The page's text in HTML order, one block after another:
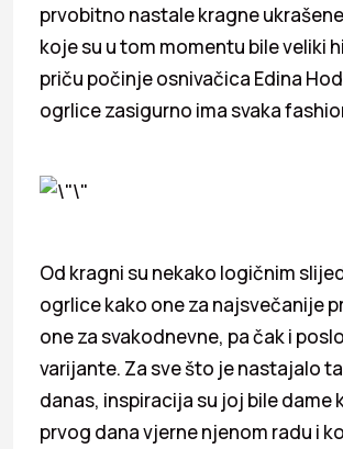
prvobitno nastale kragne
koje su u tom momentu bile veliki
priču počinje osnivačica Edina
ogrlice zasigurno ima svaka
Od kragni su nekako logičnim
ogrlice kako one za najsvečanije
one za svakodnevne, pa čak i
varijante. Za sve što je nastajalo
danas, inspiracija su joj bile dame
prvog dana vjerne njenom radu i